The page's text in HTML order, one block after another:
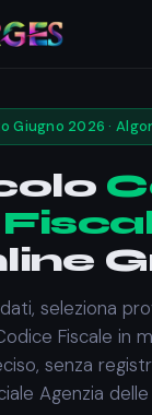
Giugno 2026 ·
seleziona
Fiscale in
senza
Agenzia